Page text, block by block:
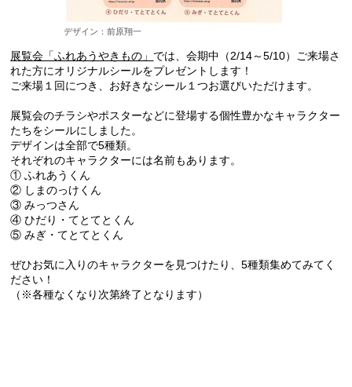
デザイン：前原翔一
展覧会「ふれあうやきもの」 では、会期中（2/14～5/10）ご来場さ
れた方にオリジナルシールをプレゼントします！
ご来場１回につき、お好きなシール１つお選びいただけます。
展覧会のチラシやポスターなどに登場する個性豊かなキャラクター
たちをシールにしました。
デザインは全部で5種類。
それぞれのキャラクターには名前もあります。
① ふれあうくん
② しまのっけくん
③ みっつさん
④ ひだり・てとてとくん
⑤ みぎ・てとてとくん
ぜひお気に入りのキャラクターを見つけたり、5種類集めてみてく
ださい！
（※各種なくなり次第終了となります）